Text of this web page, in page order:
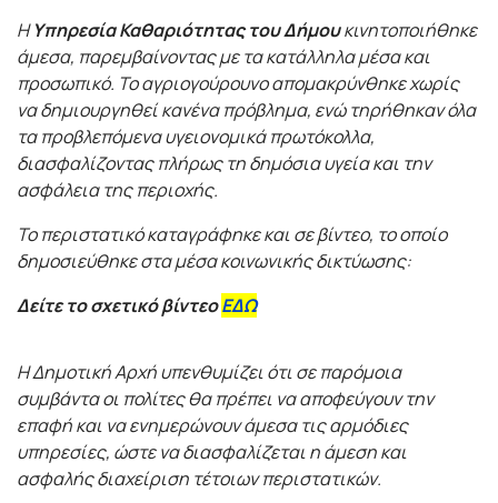
ΗΥπηρεσία Καθαριότητας του Δήμουκινητοποιήθηκε
άμεσα, παρεμβαίνοντας με τα κατάλληλα μέσα και
προσωπικό. Το αγριογούρουνο απομακρύνθηκε χωρίς
να δημιουργηθεί κανένα πρόβλημα, ενώ τηρήθηκαν όλα
τα προβλεπόμενα υγειονομικά πρωτόκολλα,
διασφαλίζοντας πλήρως τη δημόσια υγεία και την
ασφάλεια της περιοχής.
Το περιστατικό καταγράφηκε και σε βίντεο, το οποίο
δημοσιεύθηκε στα μέσα κοινωνικής δικτύωσης:
Δείτε το σχετικό βίντεοΕΔΩ
Η Δημοτική Αρχή υπενθυμίζει ότι σε παρόμοια
συμβάντα οι πολίτες θα πρέπει να αποφεύγουν την
επαφή και να ενημερώνουν άμεσα τις αρμόδιες
υπηρεσίες, ώστε να διασφαλίζεται η άμεση και
ασφαλής διαχείριση τέτοιων περιστατικών.